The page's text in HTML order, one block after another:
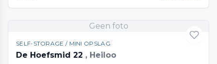
Geen foto
SELF-STORAGE / MINI OPSLAG
De Hoefsmid 22 , Heiloo